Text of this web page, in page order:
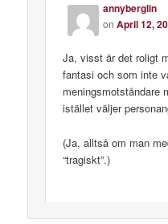
annyberglin
onApril 12,
Ja, visst är det roligt
fantasi och som inte
meningsmotståndare
istället väljer
(Ja, alltså om man
“tragiskt”.)